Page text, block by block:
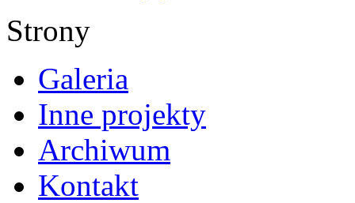
Strony
Galeria
Inne projekty
Archiwum
Kontakt